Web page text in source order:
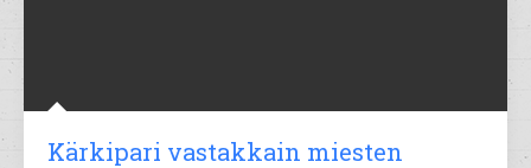
Kärkipari vastakkain miesten